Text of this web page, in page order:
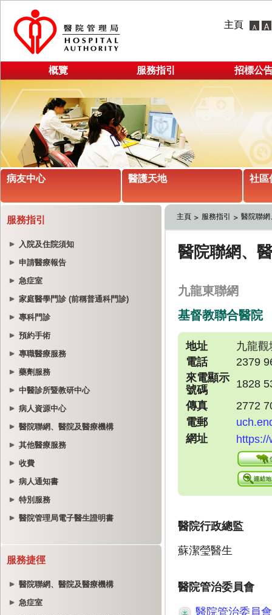
主頁
概覽 服務指引 招標公
病友中心 醫護天地 社區
服務指引
入院及住院須知
申請醫療報告
急症室
家庭醫學門診 (前稱普通科門診)
專科門診
預約手術
專職醫療服務
藥劑服務
中醫診所暨教研中心
病人資源中心
醫院聯網、醫院及醫療機構
其他醫療服務
收費
病人通知書
特別服務
醫院管理局電子醫生證明書
服務捷徑
醫院聯網、醫院及醫療機構
急症室
主頁 服務指引 醫院聯網